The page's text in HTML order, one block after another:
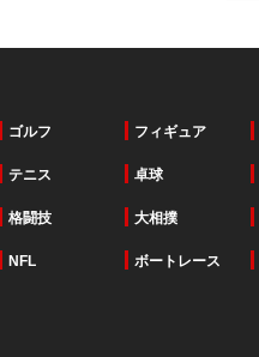
ゴルフ フィギュア
テニス 卓球
格闘技 大相撲
NFL ボートレース